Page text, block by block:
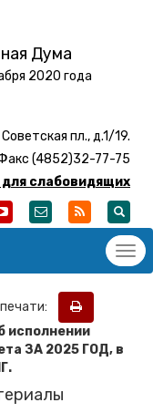
Дума
2020 года
пл., д.1/19.
(4852)32-77-75
для слабовидящих
исполнении
ЗА 2025 ГОД, в